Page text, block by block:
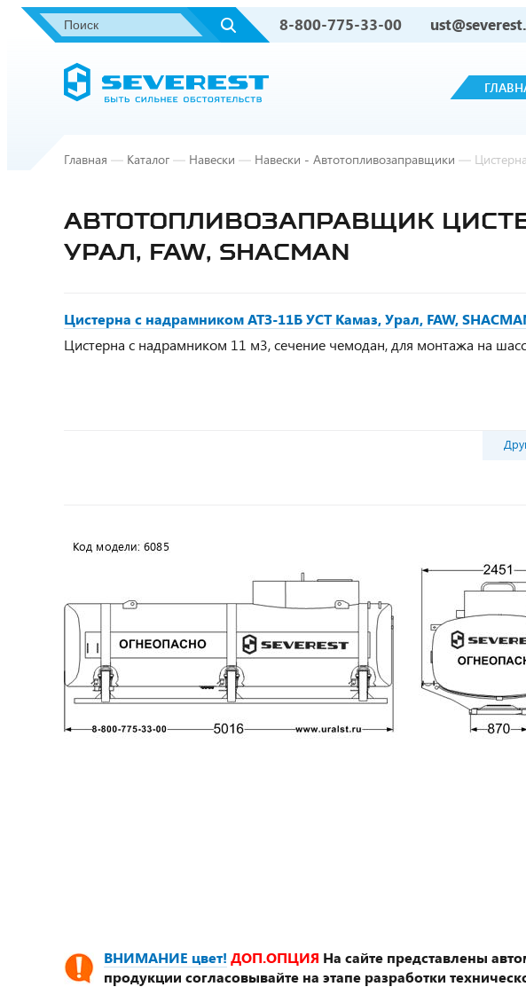
8-800-775-33-00
Главная — Каталог — Навески — Навески - Автотопливозаправщики —
АВТОТОПЛИВОЗАПРАВЩИК
УРАЛ, FAW, SHACMAN
Цистерна с надрамником АТЗ-11Б УСТ Камаз, Урал, FAW,
Цистерна с надрамником 11 м3, сечение чемодан, для монтажа на
ВНИМАНИЕ цвет! ДОП.ОПЦИЯ На сайте представлены
продукции согласовывайте на этапе разработки